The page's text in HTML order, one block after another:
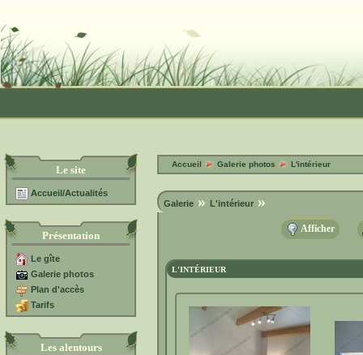
Le site
Accueil/Actualités
Présentation
Le gîte
Galerie photos
Plan d'accès
Tarifs
Les alentours
Accueil Galerie photos L'intérieur
Galerie » L'intérieur »
Afficher
L'INTÉRIEUR